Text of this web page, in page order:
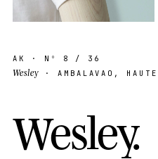
AK · Nº 8 / 36
Wesley · AMBALAVAO,
Wesley.